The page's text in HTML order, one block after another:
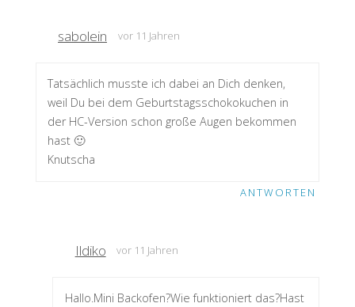
sabolein vor 11 Jahren
Tatsächlich musste ich dabei an Dich denken,
weil Du bei dem Geburtstagsschokokuchen in
der HC-Version schon große Augen bekommen
hast 🙂
Knutscha
ANTWORTEN
Ildiko vor 11 Jahren
Hallo.Mini Backofen?Wie funktioniert das?Hast